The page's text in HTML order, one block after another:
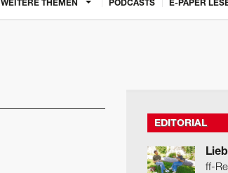
WEITERE THEMEN PODCASTS E-PAPER
EDITORIAL
ff-